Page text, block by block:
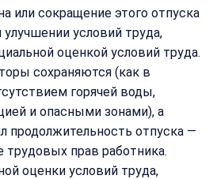
или сокращение этого отпуска
условий труда,
оценкой условий труда.
сохраняются (как в
горячей воды,
и опасными зонами), а
продолжительность отпуска —
прав работника.
оценки условий труда,